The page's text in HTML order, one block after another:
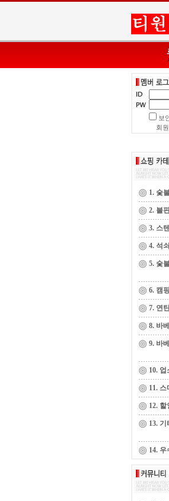
보
회
1. 숯
2. 불
3. 스
4. 석쇠
5. 숯
6. 캠핑
7. 연
8. 바
9. 바
10. 업
11.
12.
13.
14.